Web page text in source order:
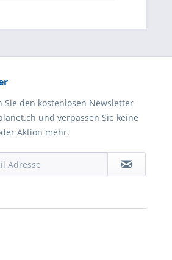
Sie den kostenlosen Newsletter
und verpassen Sie keine
Aktion mehr.